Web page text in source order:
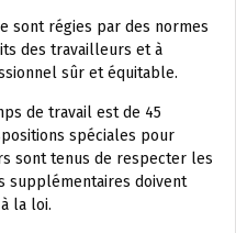
sont régies par des normes
des travailleurs et à
sûr et équitable.
de travail est de 45
spéciales pour
sont tenus de respecter les
supplémentaires doivent
la loi.